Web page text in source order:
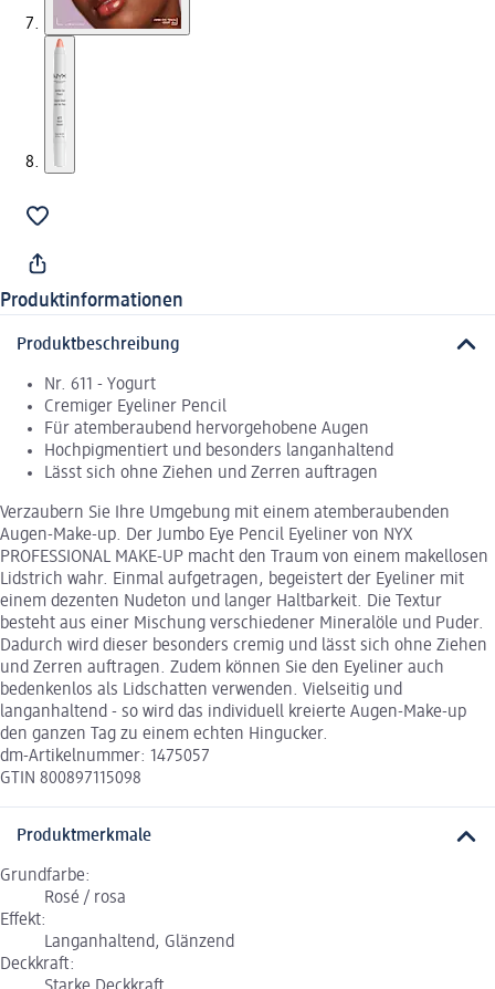
Produktinformationen
Produktbeschreibung
Nr. 611 - Yogurt
Cremiger Eyeliner Pencil
Für atemberaubend hervorgehobene Augen
Hochpigmentiert und besonders langanhaltend
Lässt sich ohne Ziehen und Zerren auftragen
Verzaubern Sie Ihre Umgebung mit einem atemberaubenden
Augen-Make-up. Der Jumbo Eye Pencil Eyeliner von NYX
PROFESSIONAL MAKE-UP macht den Traum von einem makellosen
Lidstrich wahr. Einmal aufgetragen, begeistert der Eyeliner mit
einem dezenten Nudeton und langer Haltbarkeit. Die Textur
besteht aus einer Mischung verschiedener Mineralöle und Puder.
Dadurch wird dieser besonders cremig und lässt sich ohne Ziehen
und Zerren auftragen. Zudem können Sie den Eyeliner auch
bedenkenlos als Lidschatten verwenden. Vielseitig und
langanhaltend - so wird das individuell kreierte Augen-Make-up
den ganzen Tag zu einem echten Hingucker.
dm-Artikelnummer: 1475057
GTIN 800897115098
Produktmerkmale
Grundfarbe:
Rosé / rosa
Effekt:
Langanhaltend, Glänzend
Deckkraft: